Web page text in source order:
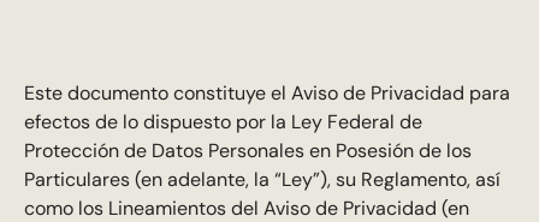
Este documento constituye el Aviso de Privacidad para
efectos de lo dispuesto por la Ley Federal de
Protección de Datos Personales en Posesión de los
Particulares (en adelante, la “Ley”), su Reglamento, así
como los Lineamientos del Aviso de Privacidad (en